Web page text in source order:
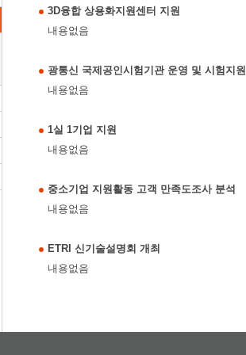
3D융합 상용화지원센터 지원
내용없음
광통신 국제공인시험기관 운영 및 시험지원
내용없음
1실 1기업 지원
내용없음
중소기업 지원활동 고객 만족도조사 분석
내용없음
ETRI 신기술설명회 개최
내용없음